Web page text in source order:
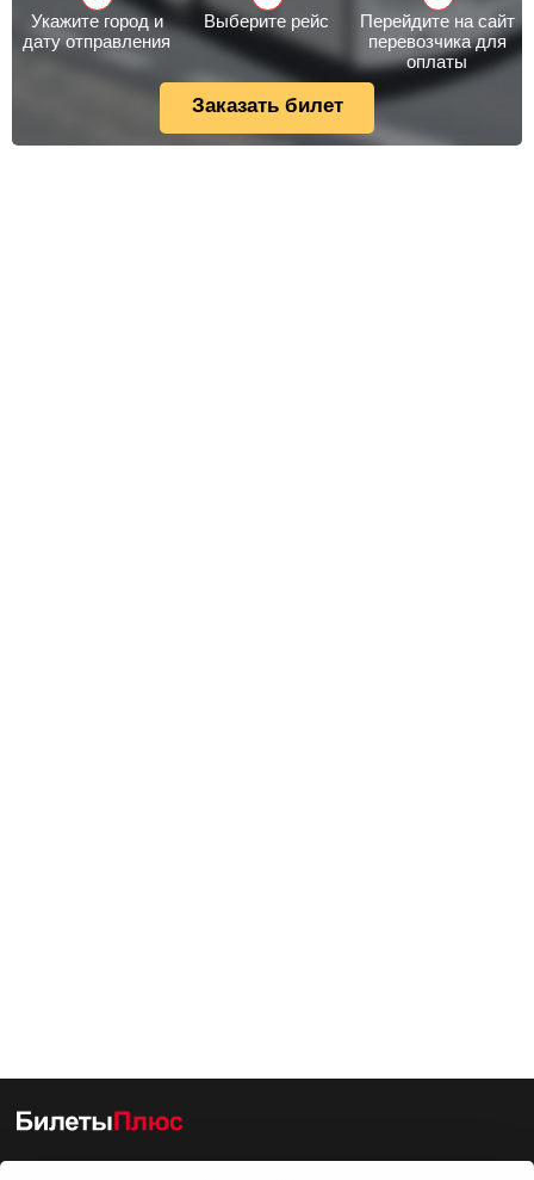
Укажите город и
дату отправления
Выберите рейс
Перейдите на сайт
перевозчика для
оплаты
Заказать билет